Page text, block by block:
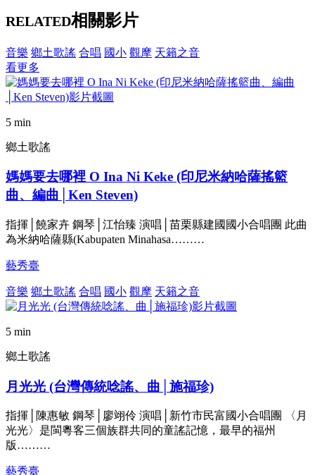
RELATED相關影片
音樂 鄉土歌謠 合唱 國小 觀摩 天籟之音
看更多
5 min
鄉土歌謠
媽媽要去哪裡 O Ina Ni Keke (印尼米納哈薩搖籃
曲、編曲│Ken Steven)
指揮│饒家卉 鋼琴│江怡臻 演唱│苗栗縣建國國小合唱團 此曲
為米納哈薩縣(Kabupaten Minahasa………
藝秀臺
音樂 鄉土歌謠 合唱 國小 觀摩 天籟之音
5 min
鄉土歌謠
月光光 (台灣傳統唸謠、曲│施福珍)
指揮│陳惠敏 鋼琴│廖翊伶 演唱│新竹市民富國小合唱團 〈月
光光〉是閩粵客三個族群共同的童謠記憶，最早的福州
版………
藝秀臺